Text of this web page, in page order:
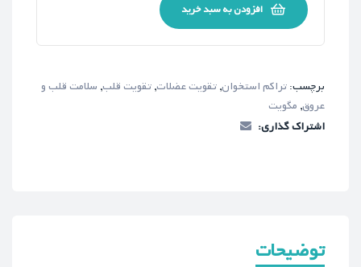
افزودن به سبد خرید
برچسب:تراکم استخوان,تقویت عضلات,تقویت قلب, سلامت قلب و
عروق, مگویت
اشتراک گذاری:
توضیحات